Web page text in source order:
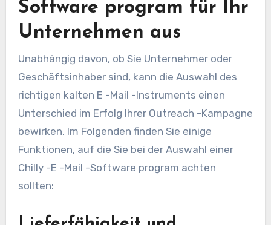
Software program für Ihr
Unternehmen aus
Unabhängig davon, ob Sie Unternehmer oder
Geschäftsinhaber sind, kann die Auswahl des
richtigen kalten E -Mail -Instruments einen
Unterschied im Erfolg Ihrer Outreach -Kampagne
bewirken. Im Folgenden finden Sie einige
Funktionen, auf die Sie bei der Auswahl einer
Chilly -E -Mail -Software program achten
sollten: